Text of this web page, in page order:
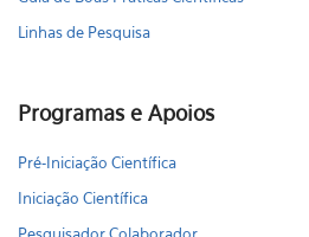
Linhas de Pesquisa
Programas e Apoios
Pré-Iniciação Científica
Iniciação Científica